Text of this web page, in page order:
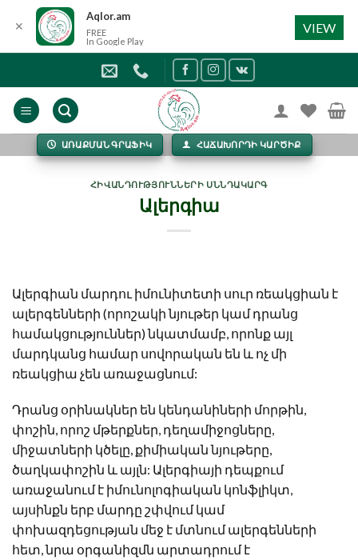
content
ԱՌԱՔՄԱՆ ԳՐԱՖԻԿ ՀԱՃԱԽՈՐԴԻ ԿԱՐԾԻՔ
ՀԻՎԱՆԴՈՒԹՅՈՒՆՆԵՐԻ ՍՆՆԴԱԿԱՐԳ
Ալերգիա
Ալերգիան մարդու իմունիտետի սուր ռեակցիան է
ալերգենների (որոշակի նյութեր կամ դրանց
համակցություններ) նկատմամբ, որոնք այլ
մարդկանց համար սովորական են և ոչ մի
ռեակցիա չեն առաջացնում:
Դրանց օրինակներ են կենդանիների մորթին,
փոշին, որոշ մթերքներ, դեղամիջոցները,
միջատների կծելը, քիմիական նյութերը,
ծաղկափոշին և այլն: Ալերգիայի դեպքում
առաջանում է իմունոլոգիական կոնֆլիկտ,
այսինքն երբ մարդը շփվում կամ
փոխազդեցության մեջ է մտնում ալերգենների
հետ, նրա օրգանիզմն արտադրում է
✕
Aqlor.am
FREE
In Google Play
VIEW